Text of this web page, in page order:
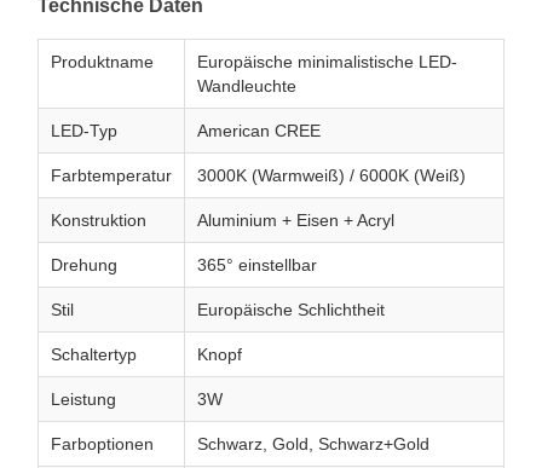
Technische Daten
Produktname
Europäische minimalistische LED-
Wandleuchte
LED-Typ American CREE
Farbtemperatur 3000K (Warmweiß) / 6000K (Weiß)
Konstruktion Aluminium + Eisen + Acryl
Drehung 365° einstellbar
Stil Europäische Schlichtheit
Schaltertyp Knopf
Leistung 3W
Farboptionen Schwarz, Gold, Schwarz+Gold